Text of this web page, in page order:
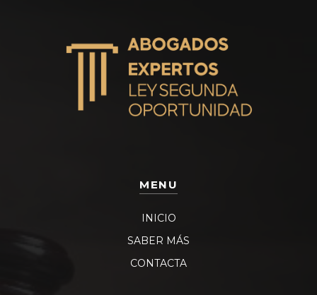
MENU
INICIO
SABER MÁS
CONTACTA